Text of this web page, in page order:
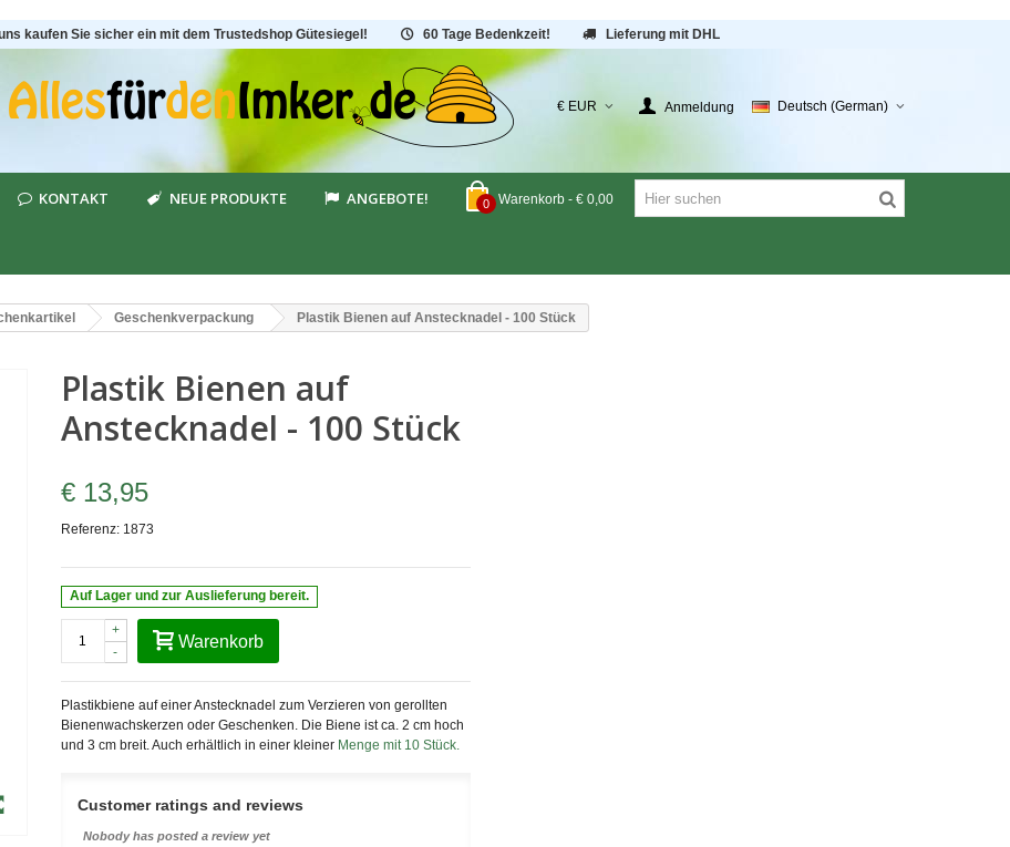
kaufen Sie sicher ein mit dem Trustedshop Gütesiegel!
60 Tage Bedenkzeit! Lieferung mit DHL
€ EUR Anmeldung Deutsch (German)
0 Warenkorb - € 0,00
KONTAKT NEUE PRODUKTE ANGEBOTE!
Geschenkverpackung Plastik Bienen auf Anstecknadel - 100 Stück
Plastik Bienen auf
Anstecknadel - 100 Stück
€ 13,95
Referenz: 1873
Auf Lager und zur Auslieferung bereit.
-
+
Warenkorb
Plastikbiene auf einer Anstecknadel zum Verzieren von gerollten
Bienenwachskerzen oder Geschenken. Die Biene ist ca. 2 cm hoch
und 3 cm breit. Auch erhältlich in einer kleiner Menge mit 10 Stück.
Customer ratings and reviews
Nobody has posted a review yet